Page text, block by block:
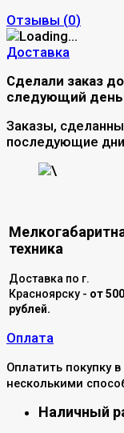
Отзывы (0)
Доставка
Сделали заказ
следующий
Заказы,
последующие
\
техника
Доставка по г.
Красноярску - от 500
рублей.
Оплата
Оплатить покупку
несколькими
Наличный